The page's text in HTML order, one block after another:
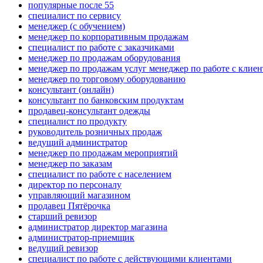
популярные после 55
специалист по сервису
менеджер (с обучением)
менеджер по корпоративным продажам
специалист по работе с заказчиками
менеджер по продажам оборудования
менеджер по продажам услуг менеджер по работе с
менеджер по торговому оборудованию
консультант (онлайн)
консультант по банковским продуктам
продавец-консультант одежды
специалист по продукту
руководитель розничных продаж
ведущий администратор
менеджер по продажам мероприятий
менеджер по заказам
специалист по работе с населением
директор по персоналу
управляющий магазином
продавец Пятёрочка
старший ревизор
администратор директор магазина
администратор-приемщик
ведущий ревизор
специалист по работе с действующими клиентами